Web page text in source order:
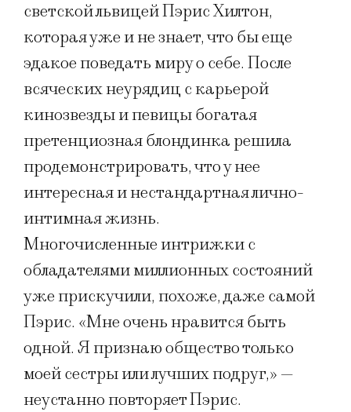
светской львицей Пэрис Хилтон,
которая уже и не знает, что бы еще
эдакое поведать миру о себе. После
всяческих неурядиц с карьерой
кинозвезды и певицы богатая
претенциозная блондинка решила
продемонстрировать, что у нее
интересная и нестандартная лично-
интимная жизнь.
Многочисленные интрижки с
обладателями миллионных состояний
уже прискучили, похоже, даже самой
Пэрис. «Мне очень нравится быть
одной. Я признаю общество только
моей сестры или лучших подруг,» —
неустанно повторяет Пэрис.